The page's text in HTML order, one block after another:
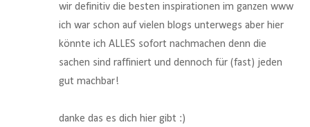
wir definitiv die besten inspirationen im ganzen www
ich war schon auf vielen blogs unterwegs aber hier
könnte ich ALLES sofort nachmachen denn die
sachen sind raffiniert und dennoch für (fast) jeden
gut machbar!
danke das es dich hier gibt :)